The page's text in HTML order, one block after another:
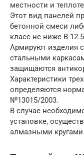
местности и
Этот вид панелей
бетонной смеси
класс не ниже В-
Армируют изделия
стальными
защищаются
Характеристики
определяются
№13015/2003.
В случае
установке,
алмазными кругами.